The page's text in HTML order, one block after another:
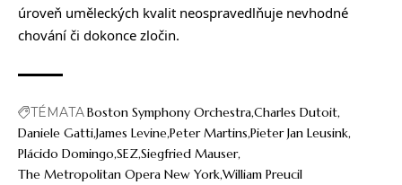
úroveň uměleckých kvalit neospravedlňuje nevhodné
chování či dokonce zločin.
TÉMATABoston Symphony OrchestraCharles Dutoit
Daniele GattiJames LevinePeter Martins Pieter Jan Leusink
Plácido Domingo SEZSiegfried Mauser
The Metropolitan Opera New YorkWilliam Preucil